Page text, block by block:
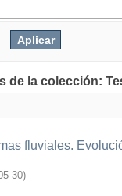
de la colección:
fluviales.
30)